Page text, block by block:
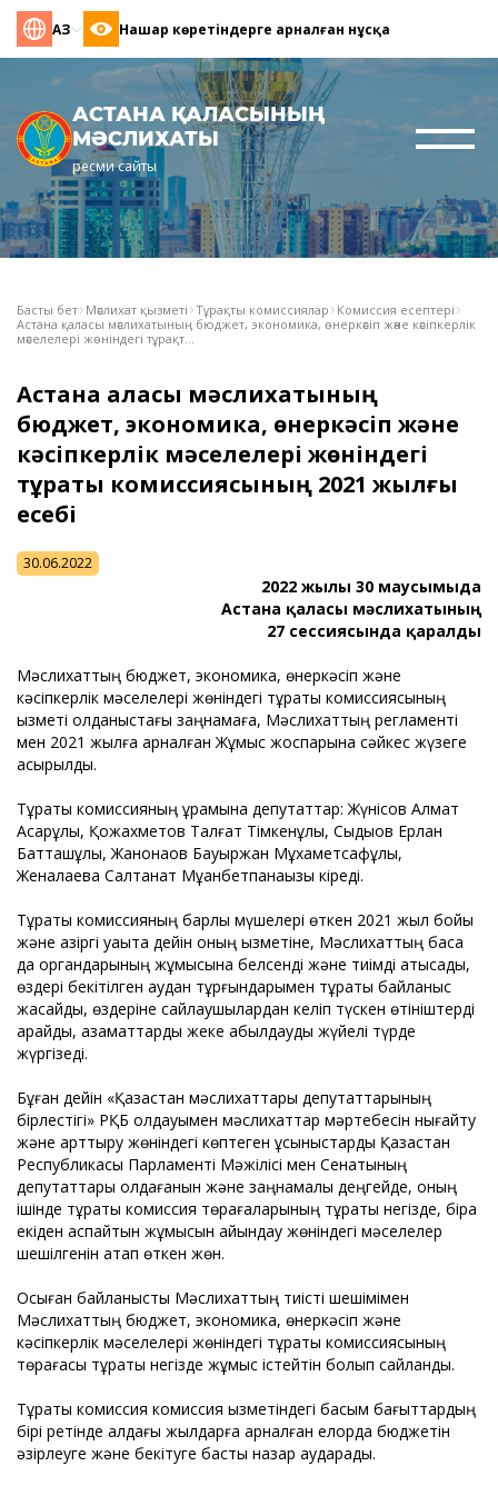
ҚАЗ Нашар көретіндерге арналған нұсқа
АСТАНА ҚАЛАСЫНЫҢ
МӘСЛИХАТЫ
ресми сайты
Басты бет Мәслихат қызметі Тұрақты комиссиялар Комиссия есептері
Астана қаласы мәслихатының бюджет, экономика, өнеркәсіп және кәсіпкерлік
мәселелері жөніндегі тұрақт...
Астана қаласы мәслихатының
бюджет, экономика, өнеркәсіп және
кәсіпкерлік мәселелері жөніндегі
тұрақты комиссиясының 2021 жылғы
есебі
30.06.2022
2022 жылғы 30 маусымыда
Астана қаласы мәслихатының
27 сессиясында қаралды
Мәслихаттың бюджет, экономика, өнеркәсіп және
кәсіпкерлік мәселелері жөніндегі тұрақты комиссиясының
қызметі қолданыстағы заңнамаға, Мәслихаттың регламенті
мен 2021 жылға арналған Жұмыс жоспарына сәйкес жүзеге
асырылды.
Тұрақты комиссияның құрамына депутаттар: Жүнісов Алмат
Асқарұлы, Қожахметов Талғат Тімкенұлы, Сыдықов Ерлан
Батташұлы, Жанқонақов Бауыржан Мұхаметсафұлы,
Женалаева Салтанат Мұқанбетпанақызы кіреді.
Тұрақты комиссияның барлық мүшелері өткен 2021 жыл бойы
және қазіргі уақытқа дейін оның қызметіне, Мәслихаттың басқа
да органдарының жұмысына белсенді және тиімді қатысады,
өздері бекітілген аудан тұрғындарымен тұрақты байланыс
жасайды, өздеріне сайлаушылардан келіп түскен өтініштерді
қарайды, азаматтарды жеке қабылдауды жүйелі түрде
жүргізеді.
Бұған дейін «Қазақстан мәслихаттары депутаттарының
бірлестігі» РҚБ қолдауымен мәслихаттар мәртебесін нығайту
және арттыру жөніндегі көптеген ұсыныстарды Қазақстан
Республикасы Парламенті Мәжілісі мен Сенатының
депутаттары қолдағанын және заңнамалық деңгейде, оның
ішінде тұрақты комиссия төрағаларының тұрақты негізде, бірақ
екіден аспайтын жұмысын айқындау жөніндегі мәселелер
шешілгенін атап өткен жөн.
Осыған байланысты Мәслихаттың тиісті шешімімен
Мәслихаттың бюджет, экономика, өнеркәсіп және
кәсіпкерлік мәселелері жөніндегі тұрақты комиссиясының
төрағасы тұрақты негізде жұмыс істейтін болып сайланды.
Тұрақты комиссия комиссия қызметіндегі басым бағыттардың
бірі ретінде алдағы жылдарға арналған елорда бюджетін
әзірлеуге және бекітуге басты назар аударады.